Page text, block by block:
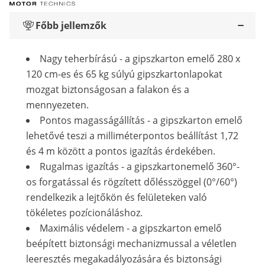
Főbb jellemzők
Nagy teherbírású - a gipszkarton emelő 280 x
120 cm-es és 65 kg súlyú gipszkartonlapokat
mozgat biztonságosan a falakon és a
mennyezeten.
Pontos magasságállítás - a gipszkarton emelő
lehetővé teszi a milliméterpontos beállítást 1,72
és 4 m között a pontos igazítás érdekében.
Rugalmas igazítás - a gipszkartonemelő 360°-
os forgatással és rögzített dőlésszöggel (0°/60°)
rendelkezik a lejtőkön és felületeken való
tökéletes pozícionáláshoz.
Maximális védelem - a gipszkarton emelő
beépített biztonsági mechanizmussal a véletlen
leeresztés megakadályozására és biztonsági